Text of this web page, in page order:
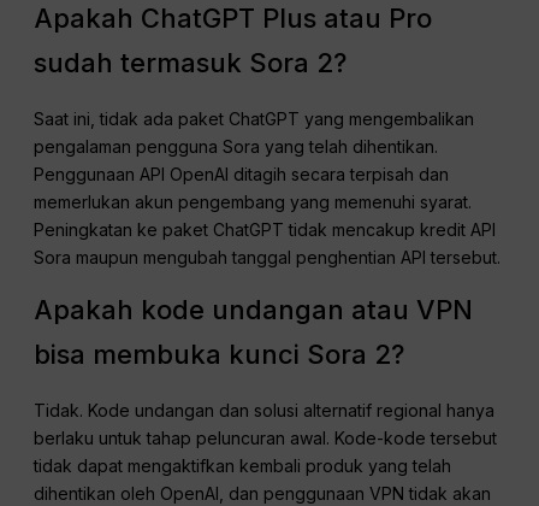
Apakah ChatGPT Plus atau Pro
sudah termasuk Sora 2?
Saat ini, tidak ada paket ChatGPT yang mengembalikan
pengalaman pengguna Sora yang telah dihentikan.
Penggunaan API OpenAI ditagih secara terpisah dan
memerlukan akun pengembang yang memenuhi syarat.
Peningkatan ke paket ChatGPT tidak mencakup kredit API
Sora maupun mengubah tanggal penghentian API tersebut.
Apakah kode undangan atau VPN
bisa membuka kunci Sora 2?
Tidak. Kode undangan dan solusi alternatif regional hanya
berlaku untuk tahap peluncuran awal. Kode-kode tersebut
tidak dapat mengaktifkan kembali produk yang telah
dihentikan oleh OpenAI, dan penggunaan VPN tidak akan